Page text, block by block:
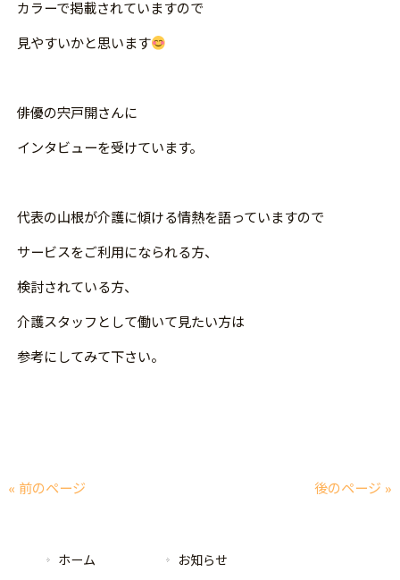
カラーで掲載されていますので
見やすいかと思います
俳優の宍戸開さんに
インタビューを受けています。
代表の山根が介護に傾ける情熱を語っていますので
サービスをご利用になられる方、
検討されている方、
介護スタッフとして働いて見たい方は
参考にしてみて下さい。
« 前のページ 後のページ »
ホーム お知らせ